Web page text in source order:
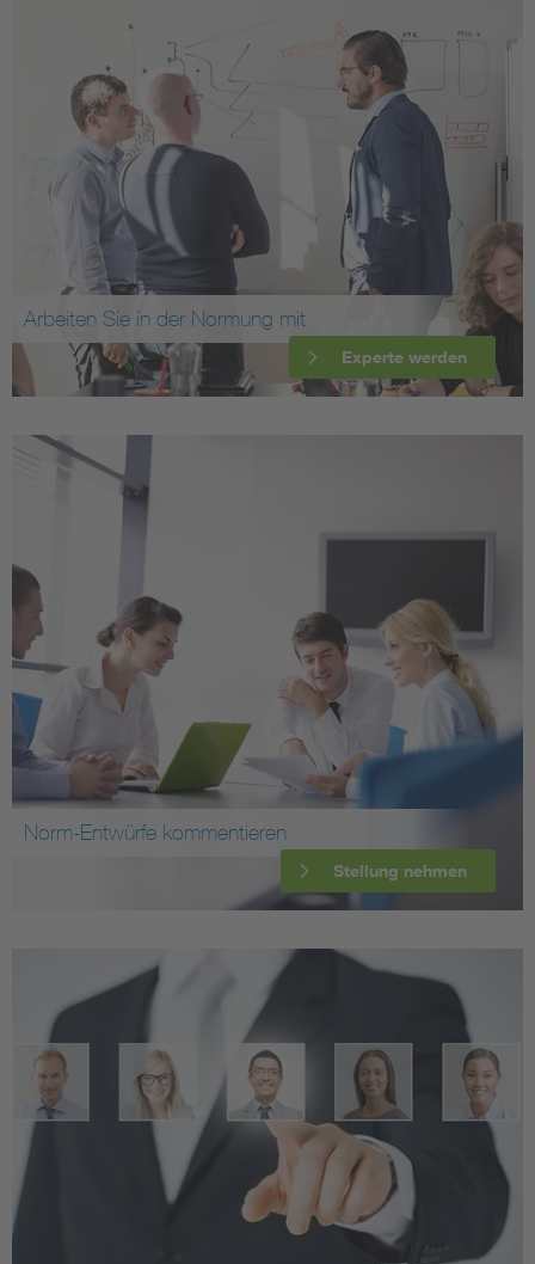
Arbeiten Sie in der Normung mit
Experte werden
Norm-Entwürfe kommentieren
Stellung nehmen